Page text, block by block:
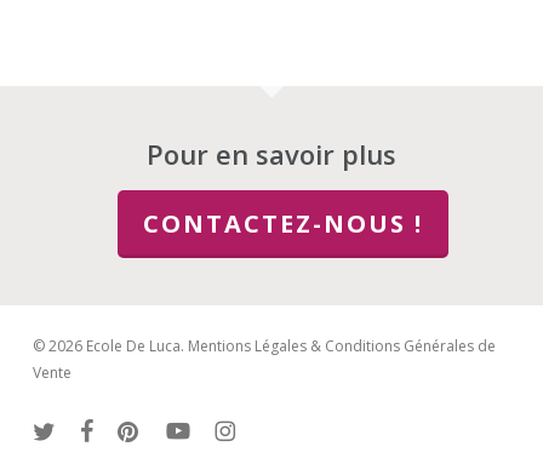
Pour en savoir plus
CONTACTEZ-NOUS !
© 2026 Ecole De Luca. Mentions Légales & Conditions Générales de
Vente
twitter facebookpinterestyoutubeinstagram